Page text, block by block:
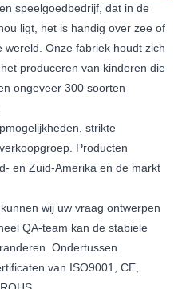
speelgoedbedrijf, dat in de
ligt, het is handig over zee of
Onze fabriek houdt zich
produceren van kinderen die
ongeveer 300 soorten
strikte
Producten
en Zuid-Amerika en de markt
wij uw vraag ontwerpen
QA-team kan de stabiele
Ondertussen
van ISO9001, CE,